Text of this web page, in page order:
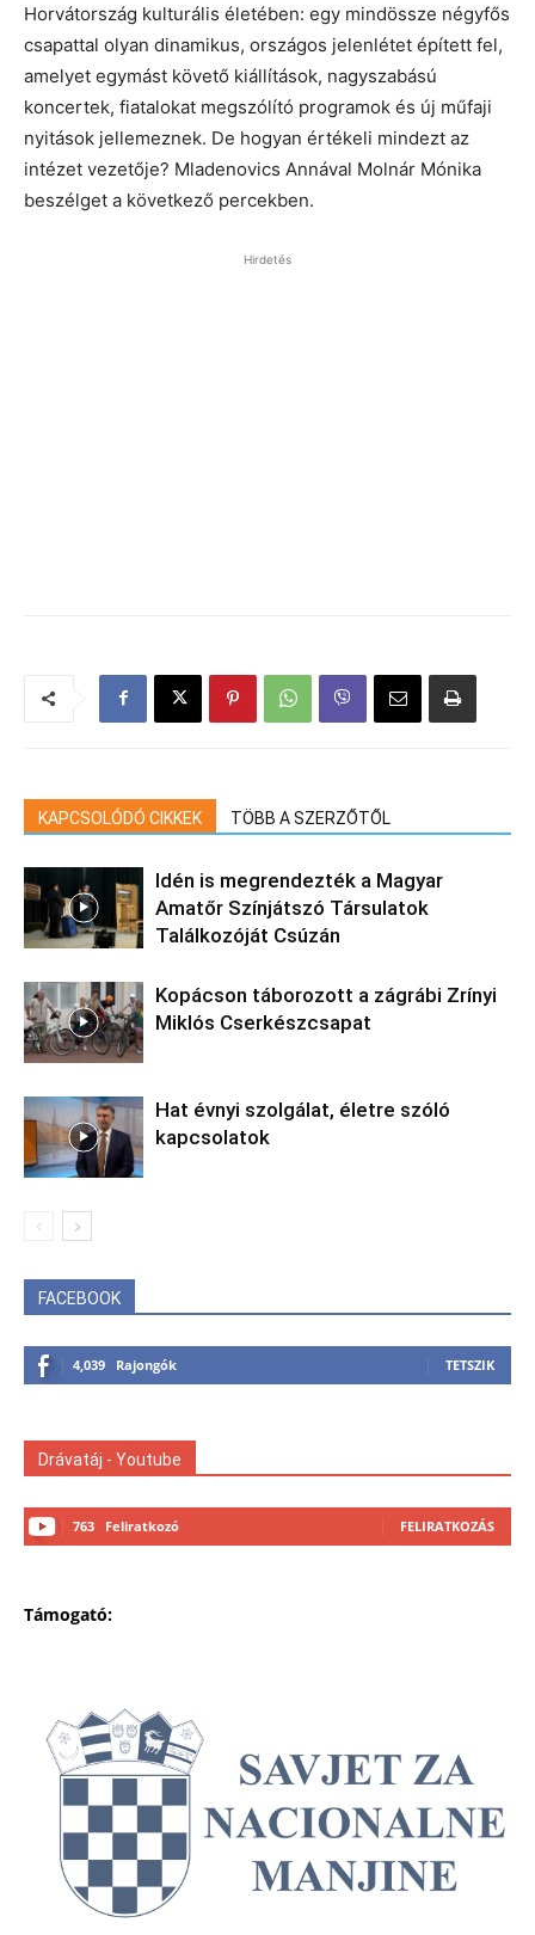
Horvátország kulturális életében: egy mindössze négyfős
csapattal olyan dinamikus, országos jelenlétet épített fel,
amelyet egymást követő kiállítások, nagyszabású
koncertek, fiatalokat megszólító programok és új műfaji
nyitások jellemeznek. De hogyan értékeli mindezt az
intézet vezetője? Mladenovics Annával Molnár Mónika
beszélget a következő percekben.
Hirdetés
KAPCSOLÓDÓ CIKKEK TÖBB A SZERZŐTŐL
Idén is megrendezték a Magyar
Amatőr Színjátszó Társulatok
Találkozóját Csúzán
Kopácson táborozott a zágrábi Zrínyi
Miklós Cserkészcsapat
Hat évnyi szolgálat, életre szóló
kapcsolatok
FACEBOOK
4,039 Rajongók TETSZIK
Drávatáj - Youtube
763 Feliratkozó FELIRATKOZÁS
Támogató: